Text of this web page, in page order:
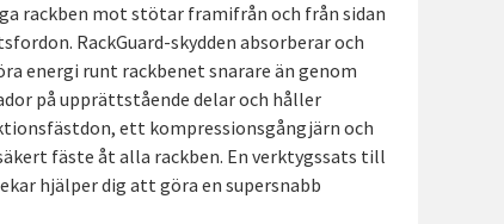
rackben mot stötar framifrån och från sidan
RackGuard-skydden absorberar och
energi runt rackbenet snarare än genom
på upprättstående delar och håller
ett kompressionsgångjärn och
fäste åt alla rackben. En verktygssats till
hjälper dig att göra en supersnabb